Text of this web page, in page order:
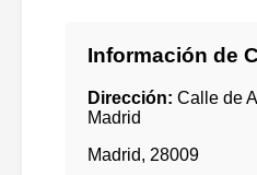
Información de
Dirección: Calle de
Madrid
Madrid, 28009